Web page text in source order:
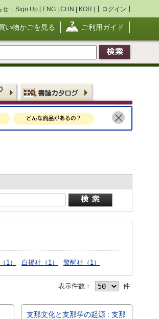
せ Sign Up [ ENG | CHN | KOR ] ログイン
い物かごを見る ご利用ガイド
1） 白揚社（1） 警醒社（1）
表示件数： 件
支那文化と支那学の起源 : 支那